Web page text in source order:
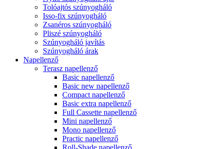
Tolóajtós szúnyogháló
Isso-fix szúnyogháló
Zsanéros szúnyogháló
Pliszé szúnyogháló
Szúnyogháló javítás
Szúnyogháló árak
Napellenző
Terasz napellenző
Basic napellenző
Basic new napellenző
Compact napellenző
Basic extra napellenző
Full Cassette napellenző
Mini napellenző
Mono napellenző
Practic napellenző
Roll-Shade napellenző